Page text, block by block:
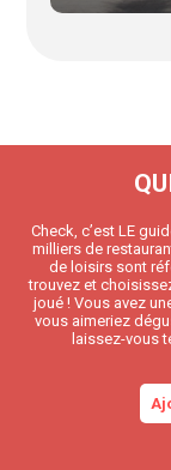
Check, c’est LE
milliers de
de loisirs sont
trouvez et
joué ! Vous avez
vous aimeriez
laissez-vous